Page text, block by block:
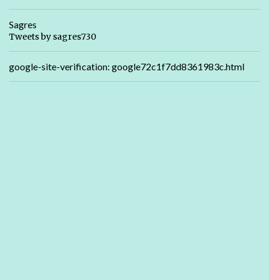
Sagres
Tweets by sagres730
google-site-verification: google72c1f7dd8361983c.html